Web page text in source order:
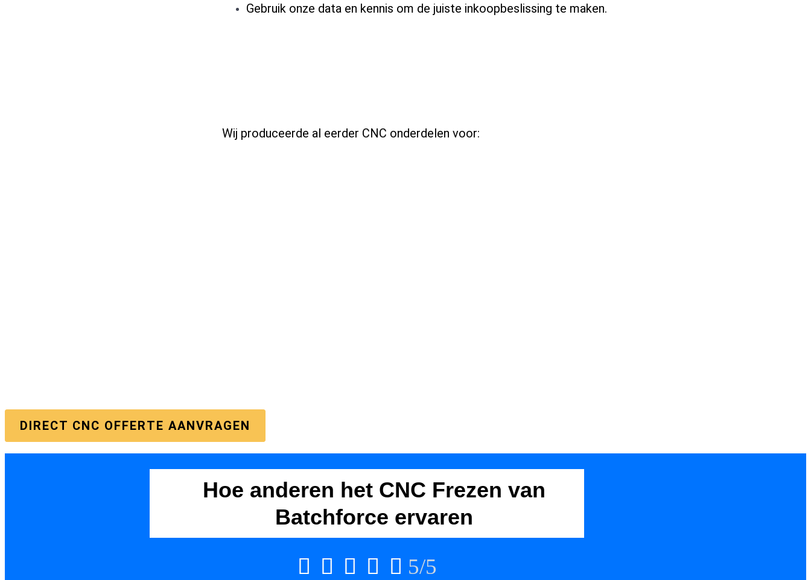
Gebruik onze data en kennis om de juiste inkoopbeslissing te maken.
Wij produceerde al eerder CNC onderdelen voor:
DIRECT CNC OFFERTE AANVRAGEN
Hoe anderen het CNC Frezen van
Batchforce ervaren
     5/5